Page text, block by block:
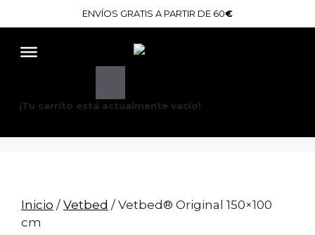
al
contenido
ENVÍOS GRATIS A PARTIR DE 60€
¡Tu carrito está actualmente vacío!
Inicio /Vetbed / Vetbed® Original 150×100
cm